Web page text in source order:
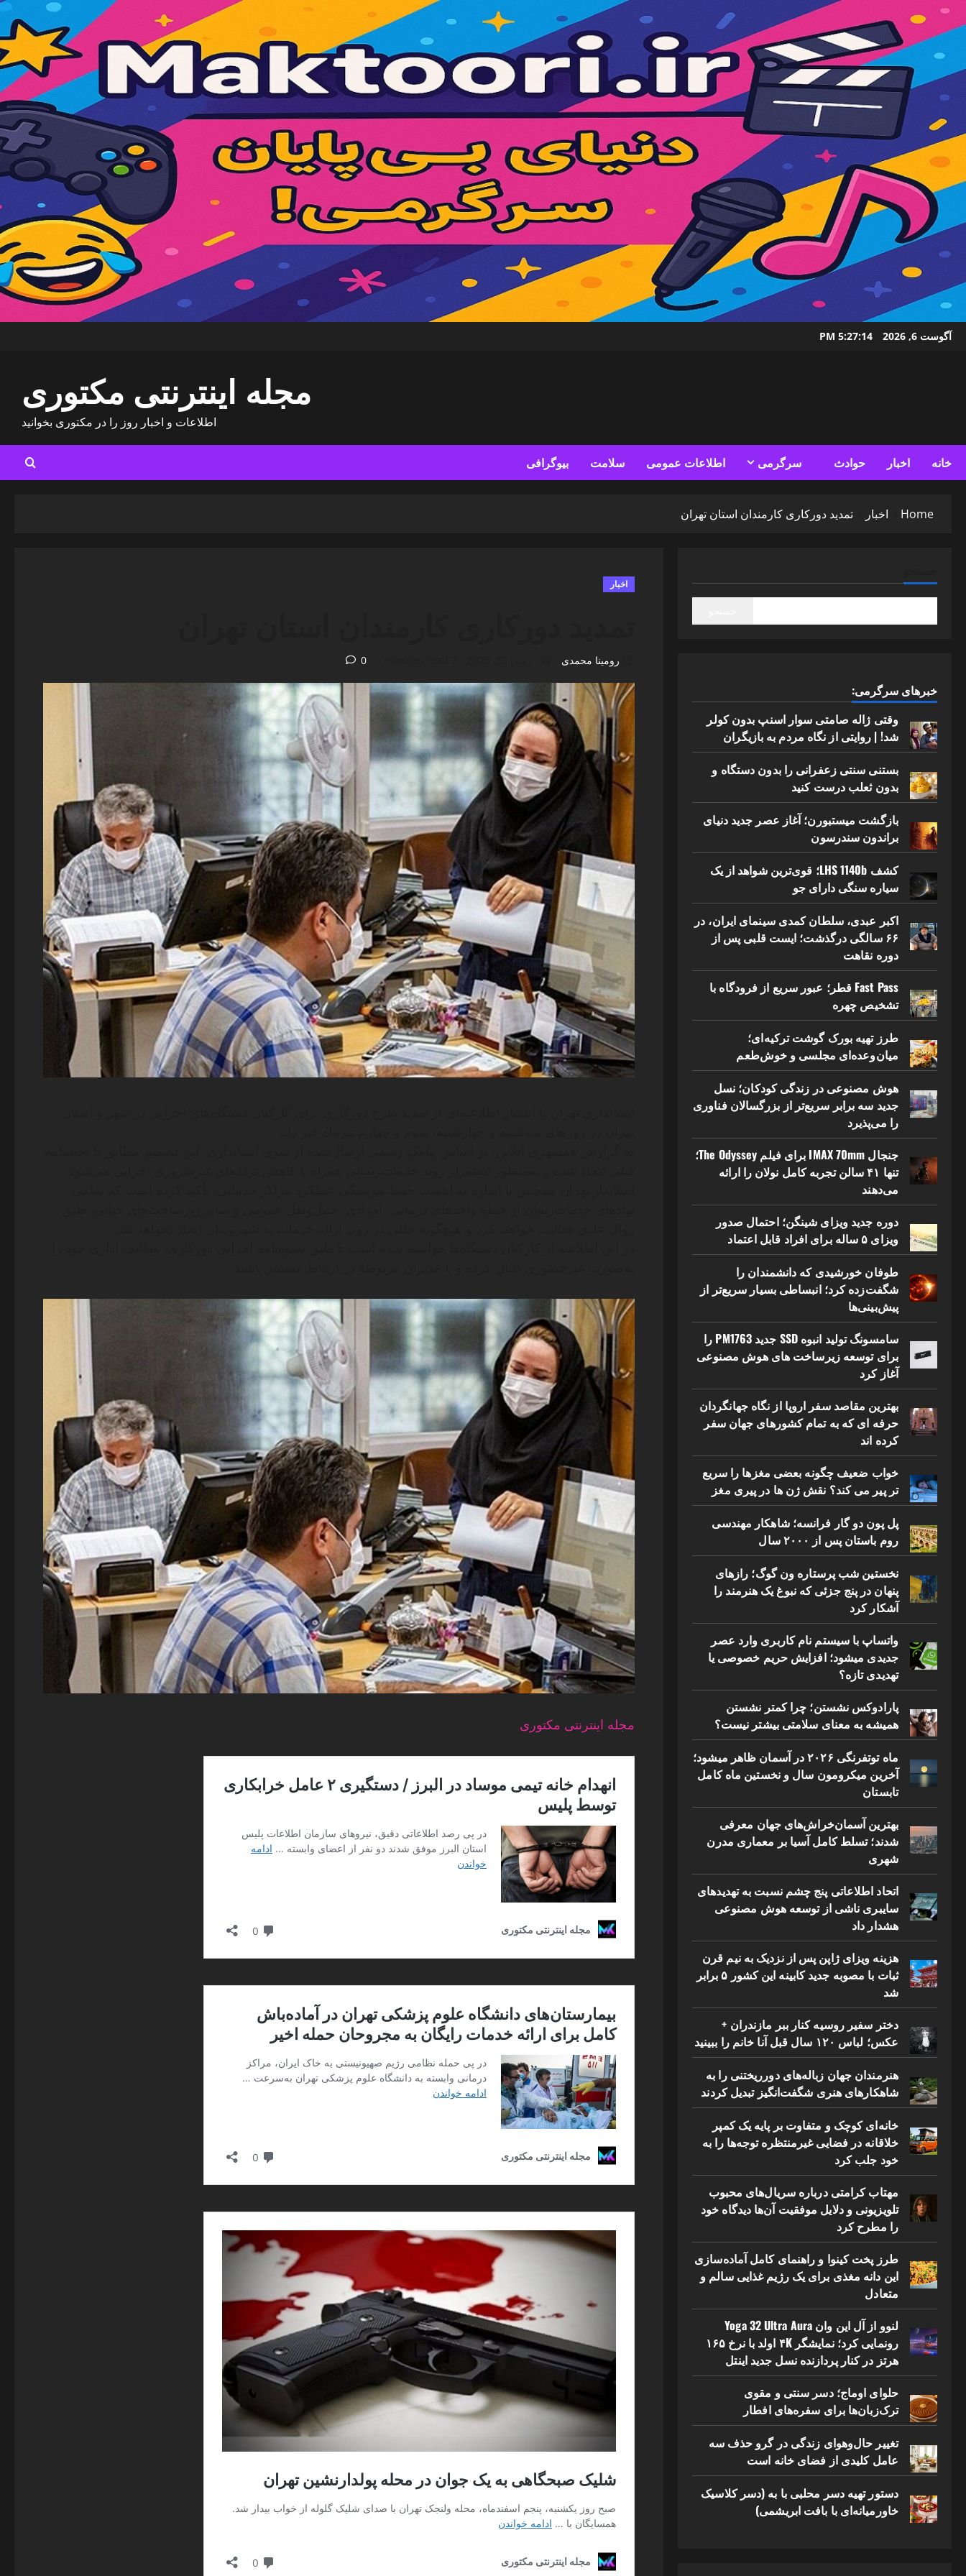
Skipآگوست 6, 2026 5:27:16 PM
مجله اینترنتی مکتوری
اطلاعات و اخبار روز را در مکتوری بخوانید
خانه اخبار حوادث سرگرمی اطلاعات عمومی سلامت بیوگرافی
Home اخبار تمدید دورکاری کارمندان استان تهران
اخبار
رومینا محمدی 0
مجله اینترنتی مکتوری
خبرهای سرگرمی:
وقتی ژاله صامتی سوار اسنپ بدون کولر
شد! | روایتی از نگاه مردم به بازیگران
بستنی سنتی زعفرانی را بدون دستگاه و
بدون ثعلب درست کنید
بازگشت میستبورن؛ آغاز عصر جدید دنیای
براندون سندرسون
کشف LHS 1140b؛ قوی‌ترین شواهد از یک
سیاره سنگی دارای جو
اکبر عبدی، سلطان کمدی سینمای ایران، در
۶۶ سالگی درگذشت؛ ایست قلبی پس از
دوره نقاهت
Fast Pass قطر؛ عبور سریع از فرودگاه با
تشخیص چهره
طرز تهیه بورک گوشت ترکیه‌ای؛
میان‌وعده‌ای مجلسی و خوش‌طعم
هوش مصنوعی در زندگی کودکان؛ نسل
جدید سه برابر سریع‌تر از بزرگسالان فناوری
را می‌پذیرد
جنجال IMAX 70mm برای فیلم The Odyssey؛
تنها ۴۱ سالن تجربه کامل نولان را ارائه
می‌دهند
دوره جدید ویزای شینگن؛ احتمال صدور
ویزای ۵ ساله برای افراد قابل اعتماد
طوفان خورشیدی که دانشمندان را
شگفت‌زده کرد؛ انبساطی بسیار سریع‌تر از
پیش‌بینی‌ها
سامسونگ تولید انبوه SSD جدید PM1763 را
برای توسعه زیرساخت های هوش مصنوعی
آغاز کرد
بهترین مقاصد سفر اروپا از نگاه جهانگردان
حرفه ای که به تمام کشورهای جهان سفر
کرده اند
خواب ضعیف چگونه بعضی مغزها را سریع
تر پیر می کند؟ نقش ژن ها در پیری مغز
پل پون دو گار فرانسه؛ شاهکار مهندسی
روم باستان پس از ۲۰۰۰ سال
نخستین شب پرستاره ون گوگ؛ رازهای
پنهان در پنج جزئی که نبوغ یک هنرمند را
آشکار کرد
واتساپ با سیستم نام کاربری وارد عصر
جدیدی میشود؛ افزایش حریم خصوصی یا
تهدیدی تازه؟
پارادوکس نشستن؛ چرا کمتر نشستن
همیشه به معنای سلامتی بیشتر نیست؟
ماه توتفرنگی ۲۰۲۶ در آسمان ظاهر میشود؛
آخرین میکرومون سال و نخستین ماه کامل
تابستان
بهترین آسمان‌خراش‌های جهان معرفی
شدند؛ تسلط کامل آسیا بر معماری مدرن
شهری
اتحاد اطلاعاتی پنج چشم نسبت به تهدیدهای
سایبری ناشی از توسعه هوش مصنوعی
هشدار داد
هزینه ویزای ژاپن پس از نزدیک به نیم قرن
ثبات با مصوبه جدید کابینه این کشور ۵ برابر
شد
دختر سفیر روسیه کنار ببر مازندران +
عکس؛ لباس ۱۲۰ سال قبل آنا خانم را ببینید
هنرمندان جهان زباله‌های دورریختنی را به
شاهکارهای هنری شگفت‌انگیز تبدیل کردند
خانه‌ای کوچک و متفاوت بر پایه یک کمپر
خلاقانه در فضایی غیرمنتظره توجه‌ها را به
خود جلب کرد
مهتاب کرامتی درباره سریال‌های محبوب
تلویزیونی و دلایل موفقیت آن‌ها دیدگاه خود
را مطرح کرد
طرز پخت کینوا و راهنمای کامل آماده‌سازی
این دانه مغذی برای یک رژیم غذایی سالم و
متعادل
لنوو از آل این وان Yoga 32 Ultra Aura
رونمایی کرد؛ نمایشگر ۴K اولد با نرخ ۱۶۵
هرتز در کنار پردازنده نسل جدید اینتل
حلوای اوماج؛ دسر سنتی و مقوی
ترک‌زبان‌ها برای سفره‌های افطار
تغییر حال‌وهوای زندگی در گرو حذف سه
عامل کلیدی از فضای خانه است
دستور تهیه دسر محلبی با به (دسر کلاسیک
خاورمیانه‌ای با بافت ابریشمی)